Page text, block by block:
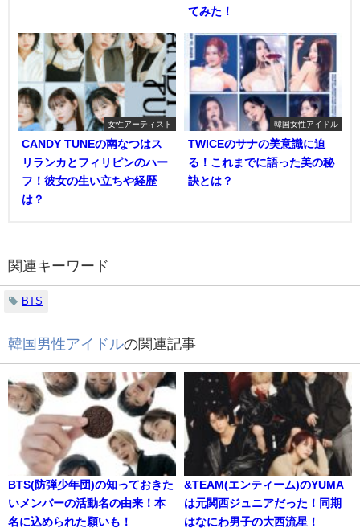
てみた！
女性アーティスト
CANDY TUNEの南なつはス
リランカとフィリピンのハー
フ！彼女の生い立ちや経歴
は？
韓国女性アイドル
TWICEのサナの美意識に迫
る！これまでに語った美の秘
訣とは？
関連キーワード
BTS
韓国男性アイドルの関連記事
BTS(防弾少年団)の知っておきた
いメンバーの活動名の由来！本
名に込められた願いも！
&TEAM(エンティーム)のYUMA
は元関西ジュニアだった！同期
はなにわ男子の大西流星！